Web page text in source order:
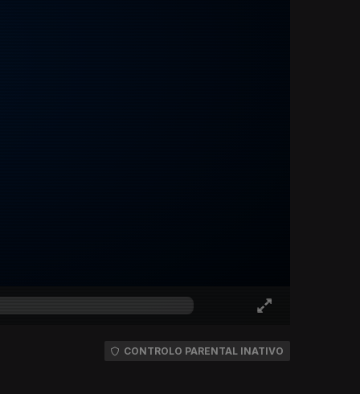
CONTROLO PARENTAL INATIVO